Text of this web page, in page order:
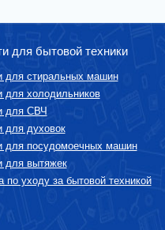
для бытовой техники
для стиральных машин
для холодильников
для СВЧ
для духовок
для посудомоечных машин
для вытяжек
по уходу за бытовой техникой